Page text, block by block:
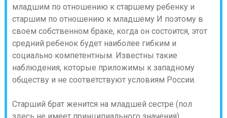
младшим по отношению к старшему ребенку и
старшим по отношению к младшему И поэтому в
своем собственном браке, когда он состоится, этот
средний ребенок будет наиболее гибким и
социально компетентным. Известны такие
наблюдения, которые приложимы к западному
обществу и не соответствуют условиям России.
Старший брат женится на младшей сестре (пол